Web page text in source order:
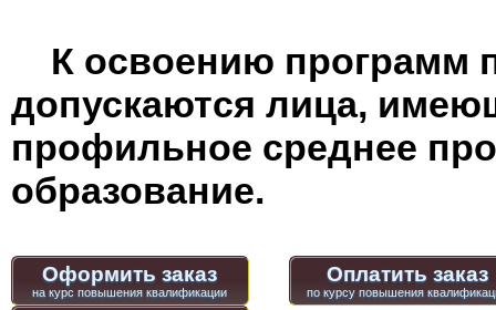
К освоению программ
допускаются лица,
профильное среднее
образование.
Оформить заказ Оплатить заказ